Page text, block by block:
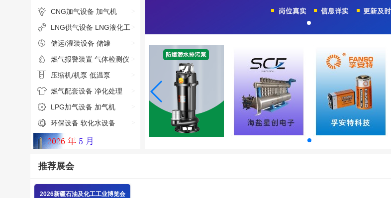
CNG加气设备 加气机
LNG供气设备 LNG液化工
厂
储运/灌装设备 储罐
燃气报警装置 气体检测仪
压缩机/机泵 低温泵
燃气配套设备 净化处理
LPG加气设备 加气机
环保设备 软化水设备
推荐展会
2026新疆石油及化工工业博览会